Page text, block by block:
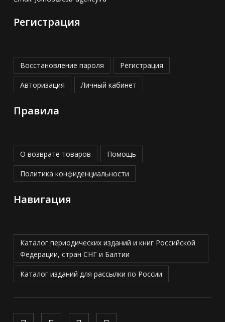
Регистрация
Восстановление пароля Регистрация
Авторизация Личный кабинет
Правила
О возврате товаров Помощь
Политика конфиденциальности
Навигация
Каталог периодических изданий и книг Российской
Федерации, стран СНГ и Балтии
Каталог изданий для рассылки по России